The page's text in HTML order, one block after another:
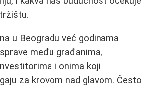
u Beogradu već godinama
među građanima,
i onima koji
za krovom nad glavom. Često